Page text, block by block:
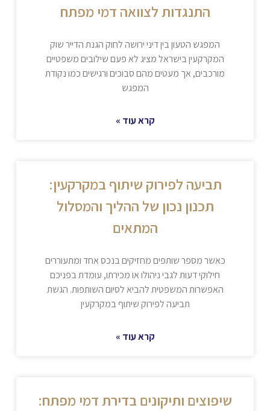
התנגדות לצוואה דמי מפתח
המפגש הטעון בין דיני ירושה לחוק הגנת הדייר שוק
המקרקעין בישראל מציג לא פעם שילובים משפטיים
מורכבים, אך מעטים מהם סבוכים ורגישים כמו נקודת
המפגש
קרא עוד »
תביעה לפירוק שיתוף במקרקעין:
תכנון נכון של ההליך והמסלול
המתאים
כאשר מספר שותפים מחזיקים בנכס אחד ומתעוררים
חילוקי דעות לגבי ניהולו או מכירתו, עומדת בפניכם
האפשרות המשפטית להביא לסיום השותפות. הגשת
תביעה לפירוק שיתוף במקרקעין
קרא עוד »
שיפוצים ותיקונים בדירת דמי מפתח: